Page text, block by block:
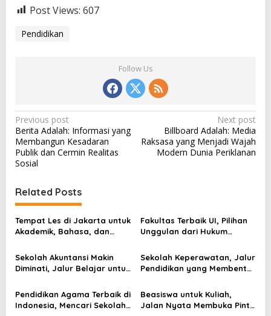
Post Views: 607
Pendidikan
Follow Us
P
o
s
t
n
a
v
i
g
a
t
i
Previous post
Berita Adalah: Informasi yang
Membangun Kesadaran
Publik dan Cermin Realitas
Sosial
Next post
Billboard Adalah: Media
Raksasa yang Menjadi Wajah
Modern Dunia Periklanan
Related Posts
Tempat Les di Jakarta untuk
Akademik, Bahasa, dan
Fakultas Terbaik UI, Pilihan
Unggulan dari Hukum
Sekolah Akuntansi Makin
Diminati, Jalur Belajar untuk
Profesional
Sekolah Keperawatan, Jalur
Pendidikan yang Membentuk
Dekat dengan Pasien
Pendidikan Agama Terbaik di
Indonesia, Mencari Sekolah
Beasiswa untuk Kuliah,
Jalan Nyata Membuka Pintu